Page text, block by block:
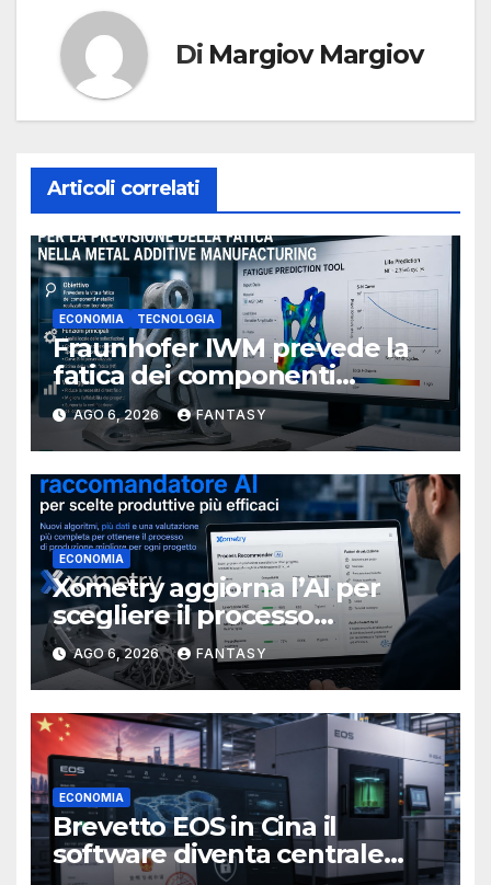
Di Margiov Margiov
Articoli correlati
ECONOMIA TECNOLOGIA
Fraunhofer IWM prevede la
fatica dei componenti
metallici stampati in 3D
AGO 6, 2026 FANTASY
ECONOMIA
Xometry aggiorna l’AI per
scegliere il processo
produttivo più adatto
AGO 6, 2026 FANTASY
ECONOMIA
Brevetto EOS in Cina il
software diventa centrale